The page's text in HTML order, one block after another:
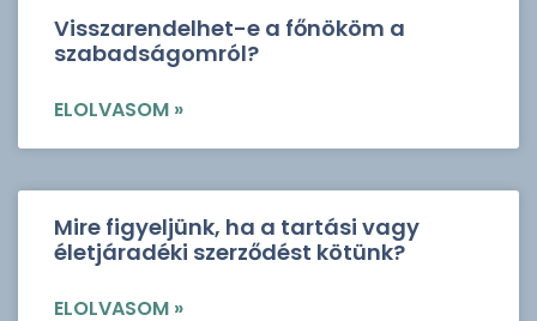
Visszarendelhet-e a főnököm a
szabadságomról?
ELOLVASOM »
Mire figyeljünk, ha a tartási vagy
életjáradéki szerződést kötünk?
ELOLVASOM »